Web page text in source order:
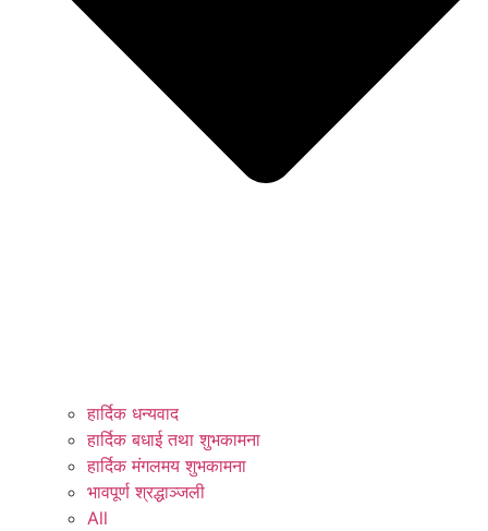
हार्दिक धन्यवाद
हार्दिक बधाई तथा शुभकामना
हार्दिक मंगलमय शुभकामना
भावपूर्ण श्रद्धाञ्जली
All